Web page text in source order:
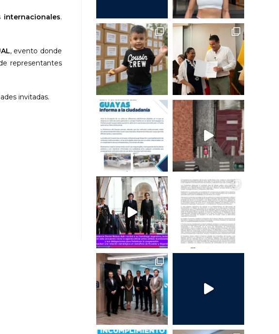
internacionales.
, evento donde
representantes
invitadas.